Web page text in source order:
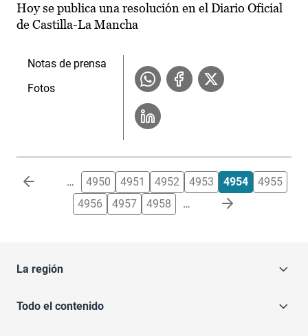
Hoy se publica una resolución en el Diario Oficial
de Castilla-La Mancha
Notas de prensa
Fotos
Paginación … 4950 4951 4952 4953 4954
4955
4956
4957 4958 …
La región
Todo el contenido